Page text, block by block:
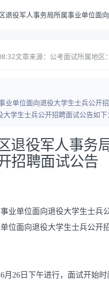
退役军人事务局所属事业单位面
文章来源：公考面试所属地区
业单位面向退役大学生士兵公开
大学生士兵公开招聘面试公告如
退役军人事务
招聘面试公告
业单位面向退役大学生士兵
位面向退役大学生士兵公开
月26日下午进行，面试开始时